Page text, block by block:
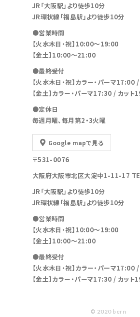
JR「大阪駅」より徒歩10分
JR環状線「福島駅」より徒歩10分
●営業時間
【火水木日・祝】10:00～19:00
【金土】10:00〜21:00
●最終受付
【火水木日・祝】カラー・パーマ
【金土】カラー・パーマ17:30 / カット
●定休日
毎週月曜、毎月第2・3火曜
Google mapで見る
〒531-0076
大阪府大阪市北区大淀中1-11-17
JR「大阪駅」より徒歩10分
JR環状線「福島駅」より徒歩10分
●営業時間
【火水木日・祝】10:00～19:00
【金土】10:00〜21:00
●最終受付
【火水木日・祝】カラー・パーマ
【金土】カラー・パーマ17:30 / カット
© 2020 bern